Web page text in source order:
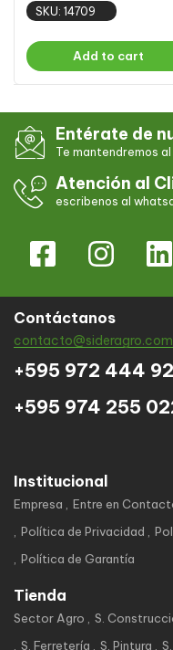
SKU: 14709
Add to cart
Entérate de
Te mantendremos
Atención al
escribenos al
Contáctanos
contacto@sideragro.com
+595 972 444
+595 974 255
Institucional
Empresa Entre en
Política de Privacidad
Política de Garantía
Tienda
Sector Agro S.
S. Ferretería
S. Pintura